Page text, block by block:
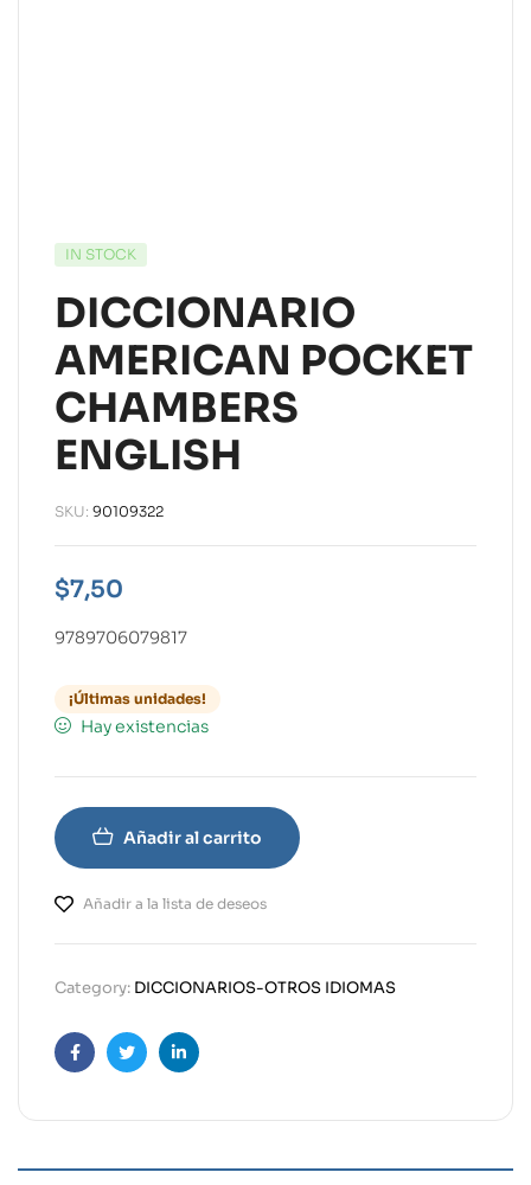
IN STOCK
DICCIONARIO
AMERICAN POCKET
CHAMBERS
ENGLISH
SKU: 90109322
$7,50
9789706079817
¡Últimas unidades!
Hay existencias
Añadir al carrito
Añadir a la lista de deseos
Category: DICCIONARIOS-OTROS IDIOMAS
FacebookTwitterLinkedin